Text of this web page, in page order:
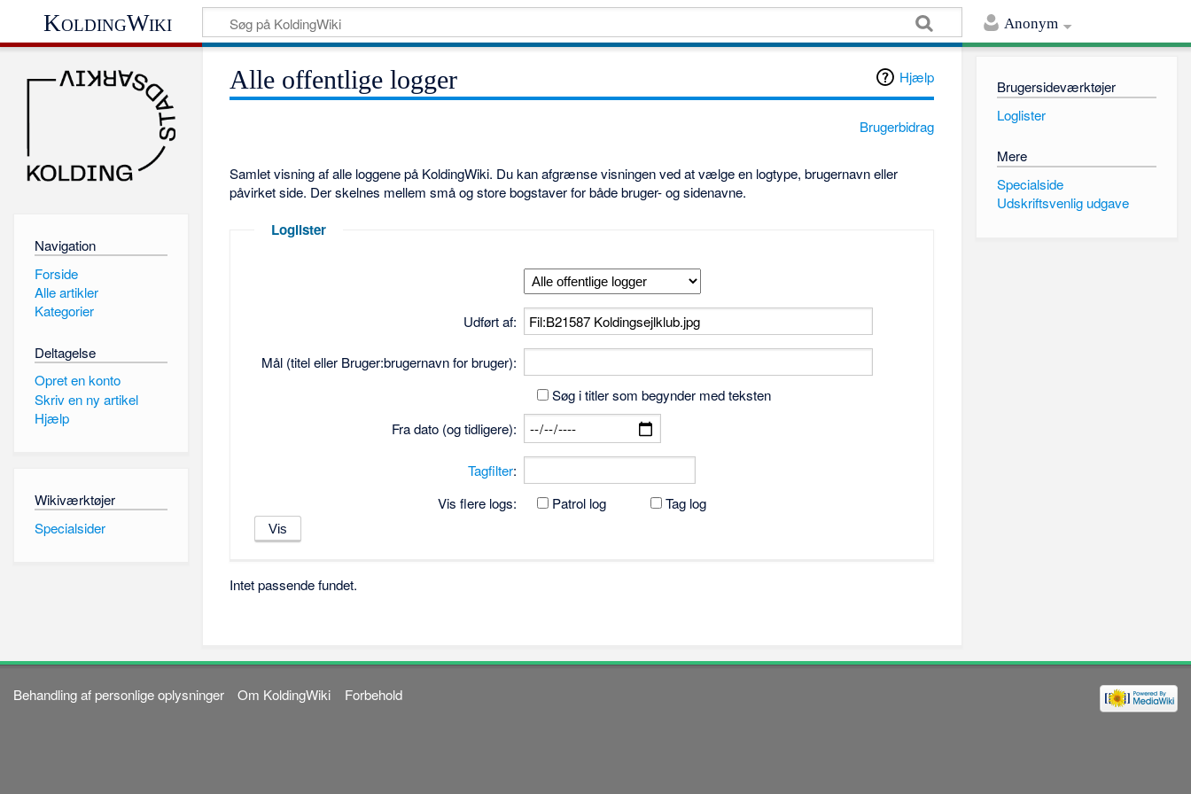
Anonym
KoldingWiki
Hjælp
Alle offentlige logger
Brugerbidrag
Samlet visning af alle loggene på KoldingWiki. Du kan afgrænse visningen ved at vælge en logtype, brugernavn eller
påvirket side. Der skelnes mellem små og store bogstaver for både bruger- og sidenavne.
Loglister
Udført af:
Mål (titel eller Bruger:brugernavn for bruger):
Søg i titler som begynder med teksten
Fra dato (og tidligere):
Tagfilter:
Vis flere logs:
Patrol log Tag log
Intet passende fundet.
Navigation
Forside
Alle artikler
Kategorier
Deltagelse
Opret en konto
Skriv en ny artikel
Hjælp
Wikiværktøjer
Specialsider
Brugersideværktøjer
Loglister
Mere
Specialside
Udskriftsvenlig udgave
Behandling af personlige oplysninger Om KoldingWiki Forbehold